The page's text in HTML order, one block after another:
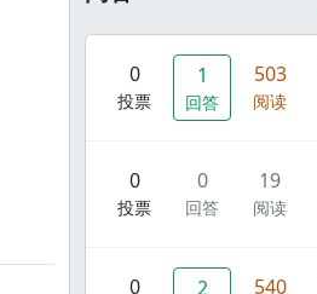
0
投票
1
回答
503
阅读
0
投票
0
回答
19
阅读
0 2 540